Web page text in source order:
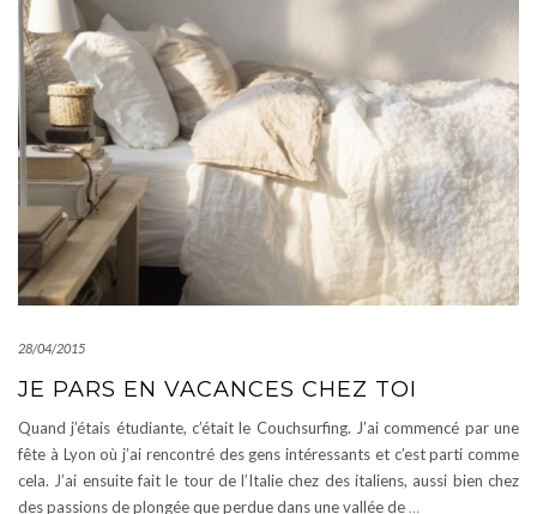
28/04/2015
JE PARS EN VACANCES CHEZ TOI
Quand j’étais étudiante, c’était le Couchsurfing. J’ai commencé par une
fête à Lyon où j’ai rencontré des gens intéressants et c’est parti comme
cela. J’ai ensuite fait le tour de l’Italie chez des italiens, aussi bien chez
des passions de plongée que perdue dans une vallée de …